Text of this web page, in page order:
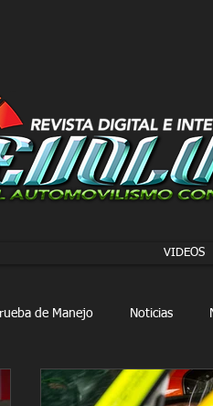
VIDEOS
de Manejo Noticias
Extreme E